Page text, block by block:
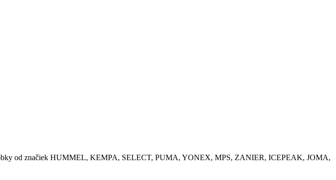
od značiek HUMMEL, KEMPA, SELECT, PUMA, YONEX, MPS, ZANIER, ICEPEAK, JOMA,